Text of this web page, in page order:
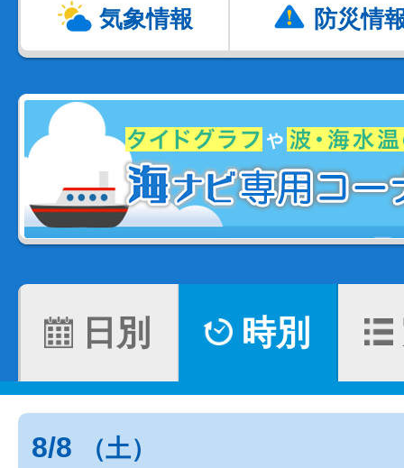
気象情報 防災情
日別 時別
8/8 （土）